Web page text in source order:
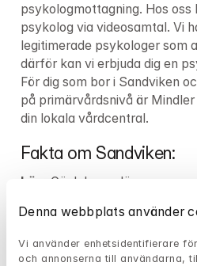
Denna webbplats använder
Vi använder enhetsidentifierare
och annonserna till användarna,
psykologmottagning. Hos
psykolog via videosamtal. Vi
legitimerade psykologer som
därför kan vi erbjuda dig en
För dig som bor i Sandviken
på primärvårdsnivå är
din lokala vårdcentral.
Fakta om Sandviken:
Län:
Var kan du som lider av
Sandviken vända dig?